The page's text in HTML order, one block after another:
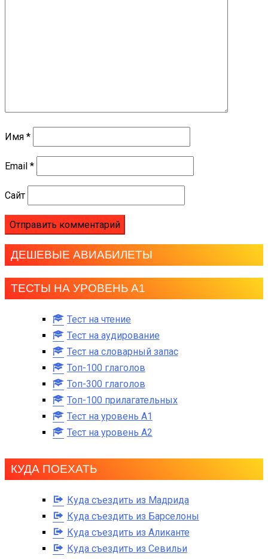
Имя *
Email *
Сайт
ДЕШЕВЫЕ АВИАБИЛЕТЫ
ТЕСТЫ НА УРОВЕНЬ А1
Тест на чтение
Тест на аудирование
Тест на словарный запас
Топ-100 глаголов
Топ-300 глаголов
Топ-100 прилагательных
Тест на уровень A1
Тест на уровень A2
КУДА ПОЕХАТЬ
Куда съездить из Мадрида
Куда съездить из Барселоны
Куда съездить из Аликанте
Куда съездить из Севильи